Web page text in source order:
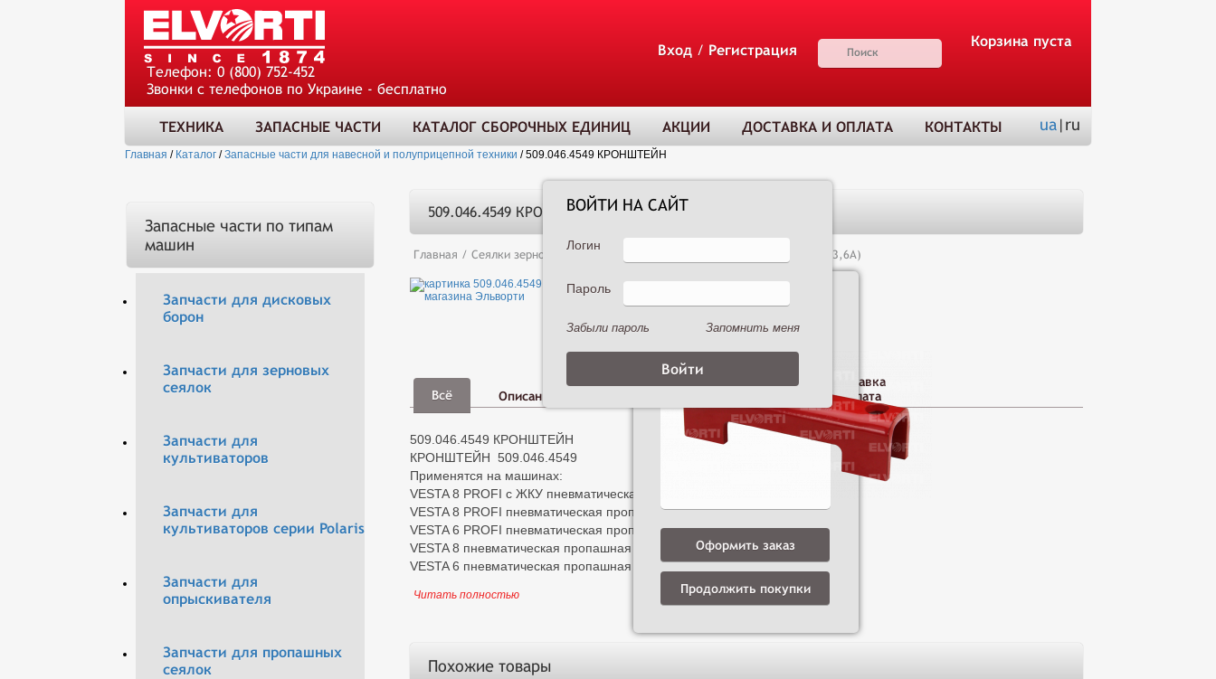
Телефон: 0 (800) 752-452
Звонки с телефонов по Украине - бесплатно
Вход / Регистрация
Корзина пуста
ТЕХНИКА ЗАПАСНЫЕ ЧАСТИ КАТАЛОГ СБОРОЧНЫХ ЕДИНИЦ АКЦИИ ДОСТАВКА И ОПЛАТА КОНТАКТЫ ua|ru
Главная / Каталог /Запасные части для навесной и полуприцепной техники /509.046.4549 КРОНШТЕЙН
Запасные части по типам
машин
Запчасти для дисковых
борон
Запчасти для зерновых
сеялок
Запчасти для
культиваторов
Запчасти для
культиваторов серии Polaris
Запчасти для
опрыскивателя
Запчасти для пропашных
сеялок
509.046.4549 КРОНШТЕЙН
Главная / Сеялки зерновые Сеялка зернотуковая рядовая Астра 3,6А (С3-3,6А)
Всё Описание
Доставка
и оплата
509.046.4549 КРОНШТЕЙН
КРОНШТЕЙН 509.046.4549
Применятся на машинах:
VESTA 8 PROFI с ЖКУ пневматическая пропашная сеялка
VESTA 8 PROFI пневматическая пропашная сеялка
VESTA 6 PROFI пневматическая пропашная сеялка
VESTA 8 пневматическая пропашная сеялка
VESTA 6 пневматическая пропашная сеялка
Читать полностью
Похожие товары
Оформить заказ
Продолжить покупки
ВОЙТИ НА САЙТ
Логин
Пароль
Забыли пароль Запомнить меня